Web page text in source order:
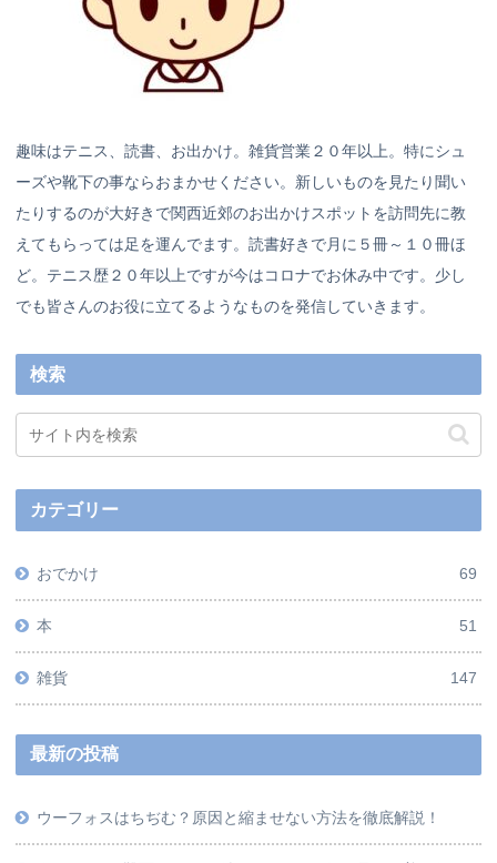
趣味はテニス、読書、お出かけ。雑貨営業２０年以上。特にシュ
ーズや靴下の事ならおまかせください。新しいものを見たり聞い
たりするのが大好きで関西近郊のお出かけスポットを訪問先に教
えてもらっては足を運んでます。読書好きで月に５冊～１０冊ほ
ど。テニス歴２０年以上ですが今はコロナでお休み中です。少し
でも皆さんのお役に立てるようなものを発信していきます。
検索
カテゴリー
おでかけ 69
本 51
雑貨 147
最新の投稿
ウーフォスはちぢむ？原因と縮ませない方法を徹底解説！